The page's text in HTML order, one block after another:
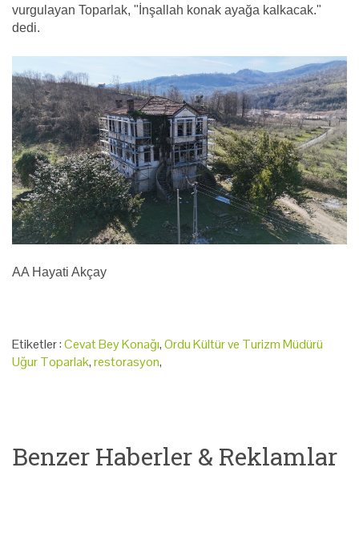
vurgulayan Toparlak, "İnşallah konak ayağa kalkacak."
dedi.
AA Hayati Akçay
Etiketler :Cevat Bey Konağı,Ordu Kültür ve Turizm Müdürü
Uğur Toparlak,restorasyon,
Benzer Haberler & Reklamlar